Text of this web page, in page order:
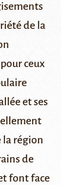
de la
ceux
et ses
la région
de
font face